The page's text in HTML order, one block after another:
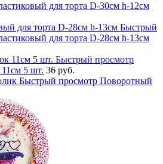
для торта D-30см h-12см
Быстрый
для торта D-28см h-13см
Быстрый просмотр
5 шт. 36 руб.
Быстрый просмотр Поворотный